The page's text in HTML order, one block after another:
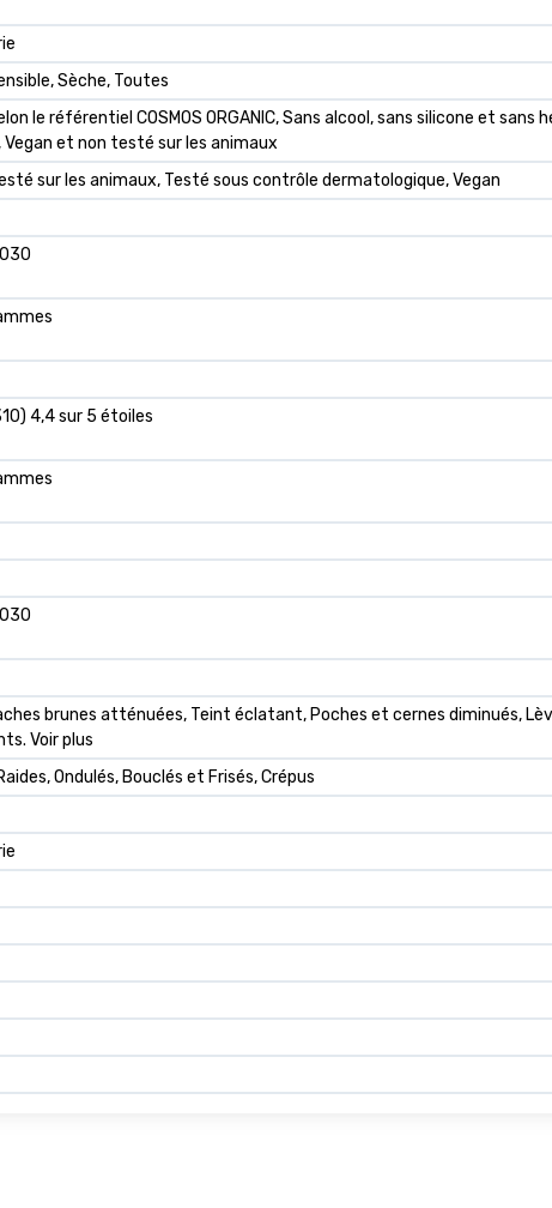
Sèche, Toutes
le référentiel COSMOS ORGANIC, Sans alcool, sans silicone et
et non testé sur les animaux
sur les animaux, Testé sous contrôle dermatologique, Vegan
4,4 sur 5 étoiles
brunes atténuées, Teint éclatant, Poches et cernes diminués,
Voir plus
Ondulés, Bouclés et Frisés, Crépus